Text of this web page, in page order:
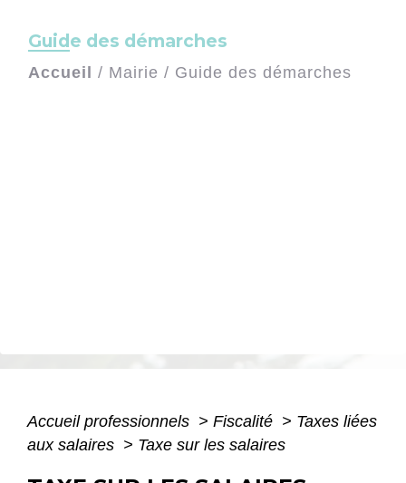
Guide des démarches
Accueil / Mairie / Guide des démarches
Accueil professionnels > Fiscalité > Taxes liées
aux salaires > Taxe sur les salaires